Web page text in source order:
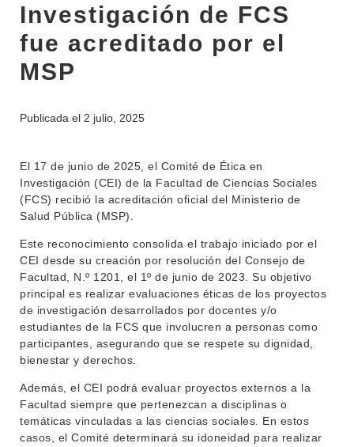
INSTITUCIONAL
INVESTIGACIÓN
EXTENSIÓN
NOTICIAS
EVA FCS
POSGRADOS
EDUCACIÓN PERMANENTE
BIBLIOTECA
Investigación de FCS
fue acreditado por el
MSP
Publicada el 2 julio, 2025
El 17 de junio de 2025, el Comité de Ética en
Investigación (CEI) de la Facultad de Ciencias Sociales
(FCS) recibió la acreditación oficial del Ministerio de
Salud Pública (MSP).
Este reconocimiento consolida el trabajo iniciado por el
CEI desde su creación por resolución del Consejo de
Facultad, N.º 1201, el 1º de junio de 2023. Su objetivo
principal es realizar evaluaciones éticas de los proyectos
de investigación desarrollados por docentes y/o
estudiantes de la FCS que involucren a personas como
participantes, asegurando que se respete su dignidad,
bienestar y derechos.
Además, el CEI podrá evaluar proyectos externos a la
Facultad siempre que pertenezcan a disciplinas o
temáticas vinculadas a las ciencias sociales. En estos
casos, el Comité determinará su idoneidad para realizar